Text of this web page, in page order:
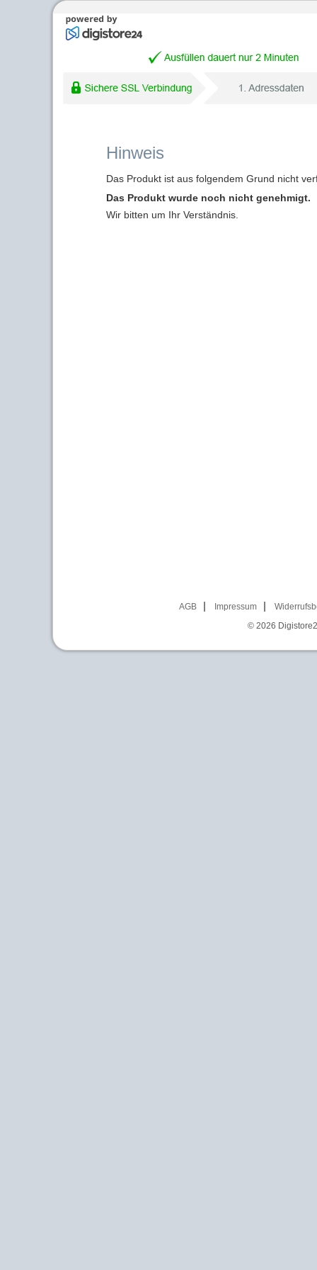
Hinweis
Das Produkt ist aus folgendem Grund nicht
Das Produkt wurde noch nicht genehmigt.
Wir bitten um Ihr Verständnis.
AGB Impressum
© 2026